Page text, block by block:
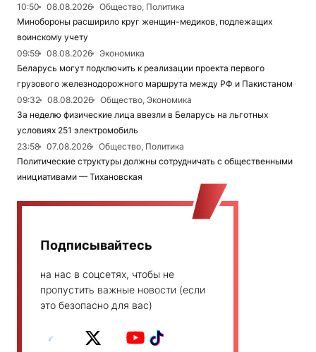
10:50 08.08.2026
Общество, Политика
Минобороны расширило круг женщин-медиков, подлежащих
воинскому учету
09:59
08.08.2026
Экономика
Беларусь могут подключить к реализации проекта первого
грузового железнодорожного маршрута между РФ и Пакистаном
09:32
08.08.2026
Общество, Экономика
За неделю физические лица ввезли в Беларусь на льготных
условиях 251 электромобиль
23:58
07.08.2026
Общество, Политика
Политические структуры должны сотрудничать с общественными
инициативами — Тихановская
Подписывайтесь
на нас в соцсетях, чтобы не
пропустить важные новости (если
это безопасно для вас)